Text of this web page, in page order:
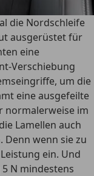
die Nordschleife
ausgerüstet für
eine
Verschiebung
um die
eine ausgefeilte
normalerweise im
Lamellen auch
Denn wenn sie zu
ein. Und
N mindestens